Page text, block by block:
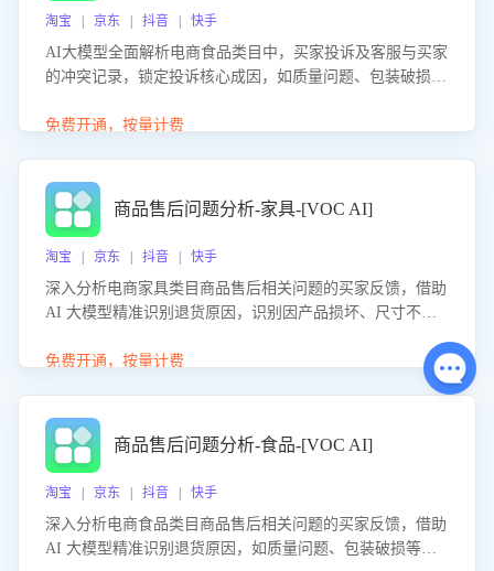
淘宝 | 京东 | 抖音 | 快手
AI大模型全面解析电商食品类目中，买家投诉及客服与买家
的冲突记录，锁定投诉核心成因，如质量问题、包装破损
置差评防控，提升客户满意度。
免费开通，按量计费
商品售后问题分析-家具-[VOC AI]
淘宝 | 京东 | 抖音 | 快手
深入分析电商家具类目商品售后相关问题的买家反馈，借助
AI 大模型精准识别退货原因，识别因产品损坏、尺寸不符
力商家优化产品或服务，实现销售额的显著提升。
免费开通，按量计费
商品售后问题分析-食品-[VOC AI]
淘宝 | 京东 | 抖音 | 快手
深入分析电商食品类目商品售后相关问题的买家反馈，借助
AI 大模型精准识别退货原因，如质量问题、包装破损等，